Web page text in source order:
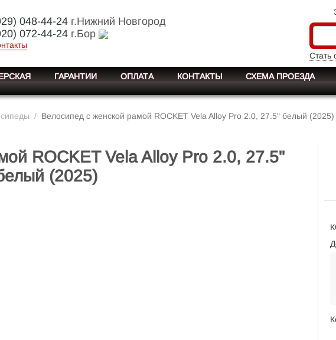
048-44-24г.Нижний Новгород
072-44-24г.Бор
Стать
ГАРАНТИИ ОПЛАТА КОНТАКТЫ СХЕМА ПРОЕЗДА
/ Велосипед с женской рамой ROCKET Vela Alloy Pro 2.0, 27.5" белый (2025)
ROCKET Vela Alloy Pro 2.0, 27.5"
(2025)